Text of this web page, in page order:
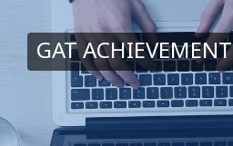
GAT ACHIEVEMENT